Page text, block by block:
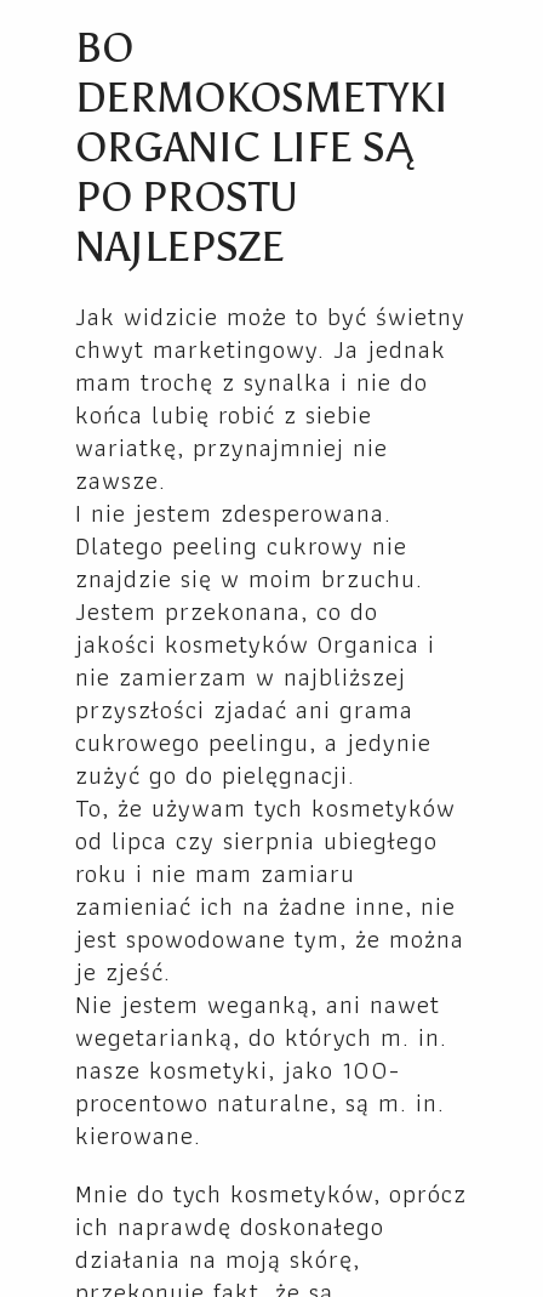
BO
DERMOKOSMETYKI
ORGANIC LIFE SĄ
PO PROSTU
NAJLEPSZE
Jak widzicie może to być świetny
chwyt marketingowy. Ja jednak
mam trochę z synalka i nie do
końca lubię robić z siebie
wariatkę, przynajmniej nie
zawsze.
I nie jestem zdesperowana.
Dlatego peeling cukrowy nie
znajdzie się w moim brzuchu.
Jestem przekonana, co do
jakości kosmetyków Organica i
nie zamierzam w najbliższej
przyszłości zjadać ani grama
cukrowego peelingu, a jedynie
zużyć go do pielęgnacji.
To, że używam tych kosmetyków
od lipca czy sierpnia ubiegłego
roku i nie mam zamiaru
zamieniać ich na żadne inne, nie
jest spowodowane tym, że można
je zjeść.
Nie jestem weganką, ani nawet
wegetarianką, do których m. in.
nasze kosmetyki, jako 100-
procentowo naturalne, są m. in.
kierowane.
Mnie do tych kosmetyków, oprócz
ich naprawdę doskonałego
działania na moją skórę,